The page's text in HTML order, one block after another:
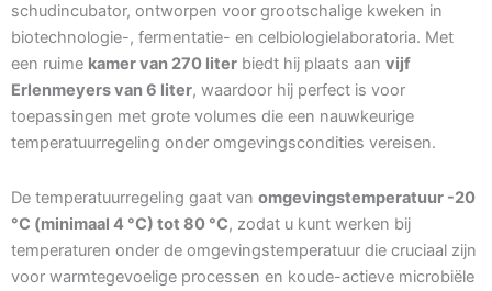
schudincubator, ontworpen voor grootschalige kweken in
biotechnologie-, fermentatie- en celbiologielaboratoria. Met
een ruime kamer van 270 liter biedt hij plaats aan vijf
Erlenmeyers van 6 liter, waardoor hij perfect is voor
toepassingen met grote volumes die een nauwkeurige
temperatuurregeling onder omgevingscondities vereisen.
De temperatuurregeling gaat van omgevingstemperatuur -20
°C (minimaal 4 °C) tot 80 °C, zodat u kunt werken bij
temperaturen onder de omgevingstemperatuur die cruciaal zijn
voor warmtegevoelige processen en koude-actieve microbiële